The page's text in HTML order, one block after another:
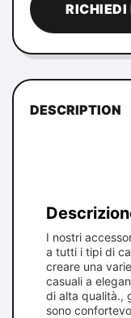
DESCRIPTION
I nostri
a tutti i tipi di
creare una
casuali a
di alta qualità.,
sono